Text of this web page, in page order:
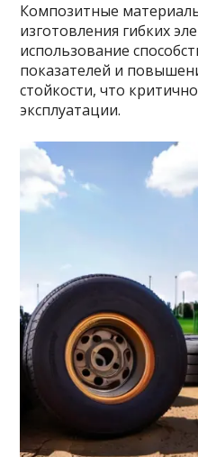
Композитные
изготовления гибких
использование
показателей и
стойкости, что
эксплуатации.